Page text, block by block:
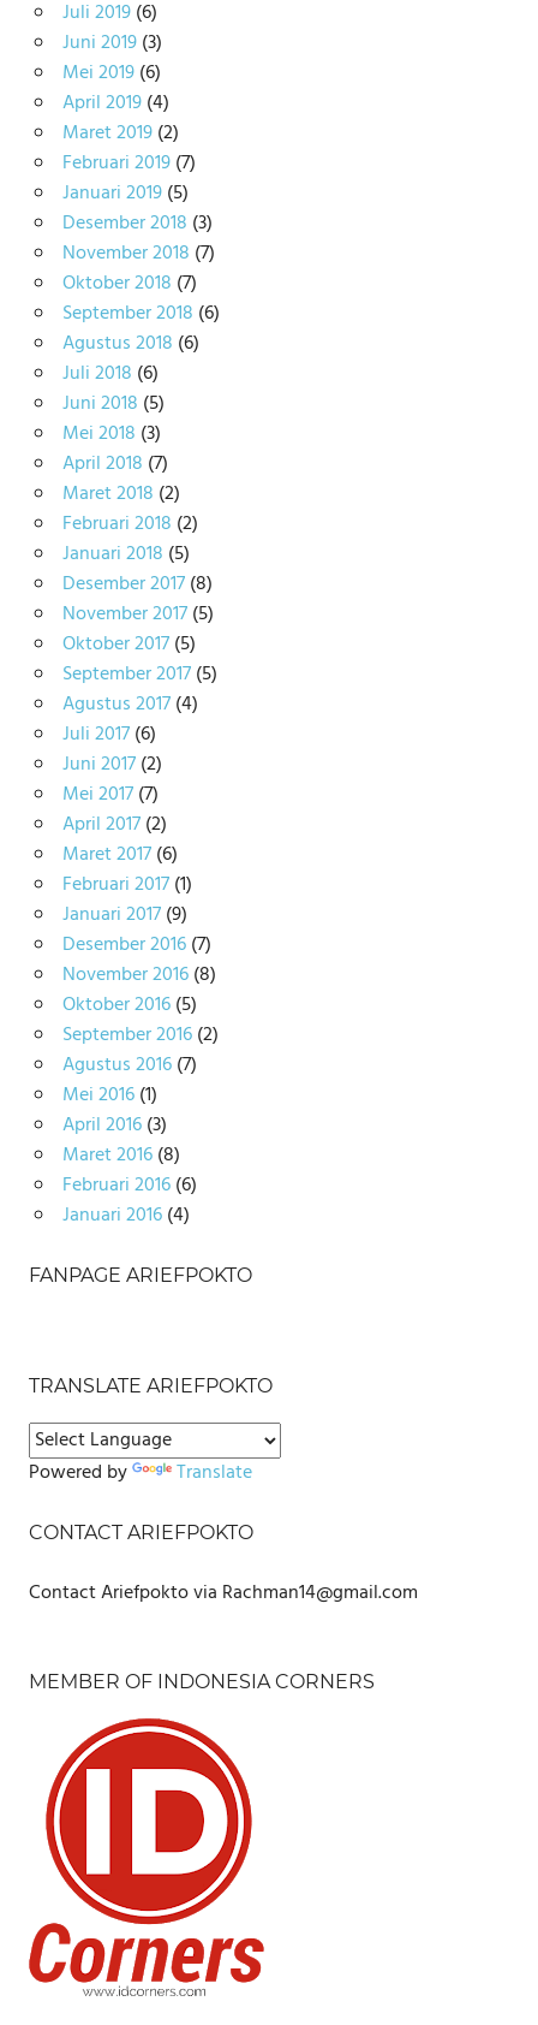
Juli 2019(6)
Juni 2019(3)
Mei 2019(6)
April 2019(4)
Maret 2019(2)
Februari 2019(7)
Januari 2019(5)
Desember 2018 (3)
November 2018 (7)
Oktober 2018 (7)
September 2018 (6)
Agustus 2018 (6)
Juli 2018 (6)
Juni 2018 (5)
Mei 2018 (3)
April 2018 (7)
Maret 2018 (2)
Februari 2018 (2)
Januari 2018 (5)
Desember 2017(8)
November 2017(5)
Oktober 2017(5)
September 2017(5)
Agustus 2017(4)
Juli 2017(6)
Juni 2017(2)
Mei 2017(7)
April 2017(2)
Maret 2017(6)
Februari 2017(1)
Januari 2017(9)
Desember 2016(7)
November 2016(8)
Oktober 2016(5)
September 2016(2)
Agustus 2016(7)
Mei 2016(1)
April 2016(3)
Maret 2016(8)
Februari 2016(6)
Januari 2016(4)
FANPAGE ARIEFPOKTO
TRANSLATE ARIEFPOKTO
Powered by Translate
CONTACT ARIEFPOKTO
Contact Ariefpokto via Rachman14@gmail.com
MEMBER OF INDONESIA CORNERS